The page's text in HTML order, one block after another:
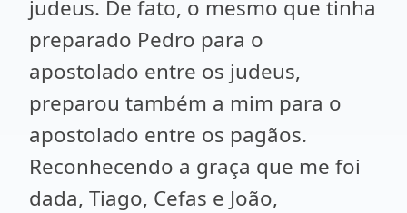
judeus. De fato, o mesmo que tinha
preparado Pedro para o
apostolado entre os judeus,
preparou também a mim para o
apostolado entre os pagãos.
Reconhecendo a graça que me foi
dada, Tiago, Cefas e João,